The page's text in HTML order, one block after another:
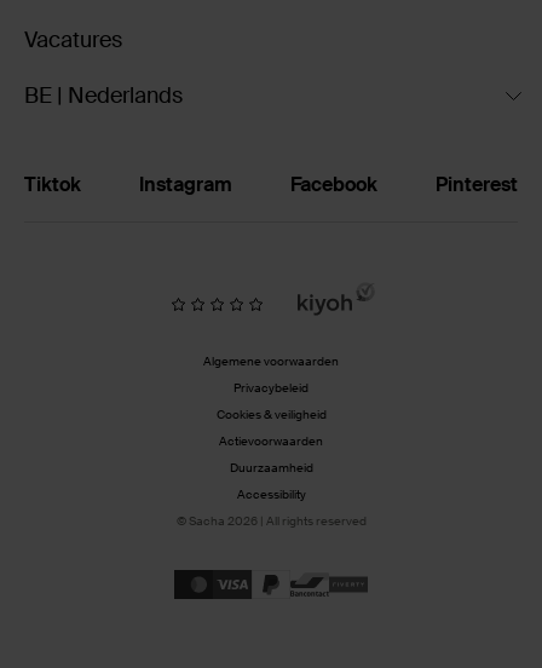
Vacatures
BE | Nederlands
Tiktok Instagram Facebook Pinterest
Algemene voorwaarden
Privacybeleid
Cookies & veiligheid
Actievoorwaarden
Duurzaamheid
Accessibility
© Sacha 2026 | All rights reserved